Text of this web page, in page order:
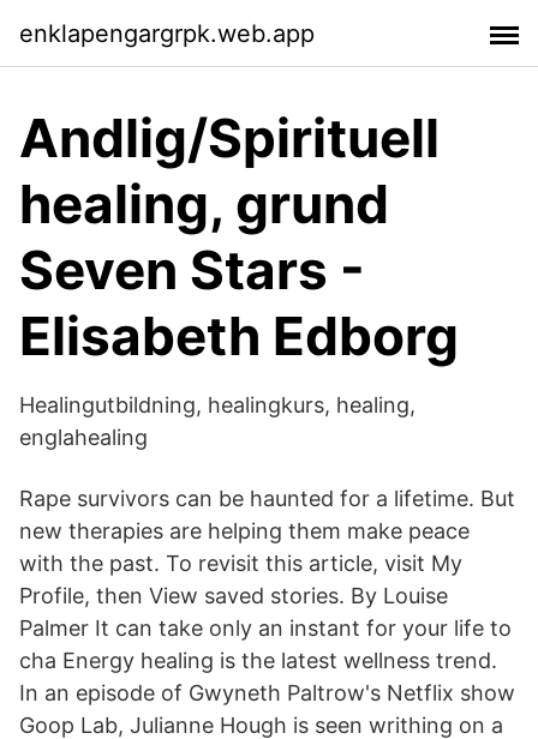
enklapengargrpk.web.app
Andlig/Spirituell
healing, grund
Seven Stars -
Elisabeth Edborg
Healingutbildning, healingkurs, healing,
englahealing
Rape survivors can be haunted for a lifetime. But
new therapies are helping them make peace
with the past. To revisit this article, visit My
Profile, then View saved stories. By Louise
Palmer It can take only an instant for your life to
cha Energy healing is the latest wellness trend.
In an episode of Gwyneth Paltrow's Netflix show
Goop Lab, Julianne Hough is seen writhing on a